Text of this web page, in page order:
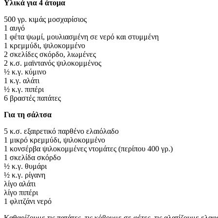
Υλικά για 4 άτομα
500 γρ. κιμάς μοσχαρίσιος
1 αυγό
1 φέτα ψωμί, μουλιασμένη σε νερό και στυμμένη
1 κρεμμύδι, ψιλοκομμένο
2 σκελίδες σκόρδο, λιωμένες
2 κ.σ. μαϊντανός ψιλοκομμένος
½ κ.γ. κύμινο
1 κ.γ. αλάτι
½ κ.γ. πιπέρι
6 βραστές πατάτες
Για τη σάλτσα
5 κ.σ. εξαιρετικό παρθένο ελαιόλαδο
1 μικρό κρεμμύδι, ψιλοκομμένο
1 κονσέρβα ψιλοκομμένες ντομάτες (περίπου 400 γρ.)
1 σκελίδα σκόρδο
½ κ.γ. θυμάρι
½ κ.γ. ρίγανη
λίγο αλάτι
λίγο πιπέρι
1 φλιτζάνι νερό